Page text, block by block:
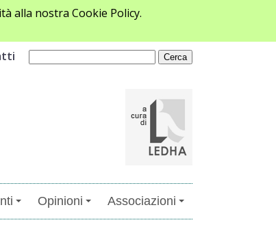
alla nostra Cookie Policy.
Opinioni Associazioni